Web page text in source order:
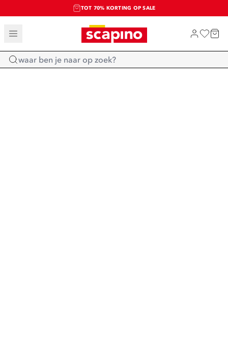
TOT 70% KORTING OP SALE
SALE: LAATSTE KANS!
SHOP NIEUW
Home